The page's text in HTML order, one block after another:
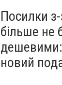
Посилки
більше не
дешевими:
новий